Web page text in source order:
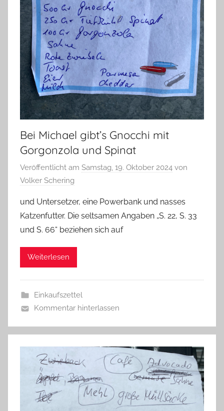
Bei Michael gibt’s Gnocchi mit
Gorgonzola und Spinat
Veröffentlicht am Samstag, 19. Oktober 2024 von
Volker Schering
und Untersetzer, eine Powerbank und nasses
Katzenfutter. Die seltsamen Angaben „S. 22, S. 33
und S. 66“ beziehen sich auf
Weiterlesen
Einkaufszettel
Kommentar hinterlassen